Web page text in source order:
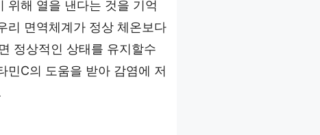
위해 열을 낸다는 것을 기억
리 면역체계가 정상 체온보다
정상적인 상태를 유지할수
민C의 도움을 받아 감염에 저